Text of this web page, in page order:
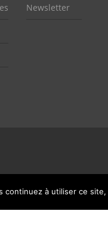
Newsletter
à utiliser ce